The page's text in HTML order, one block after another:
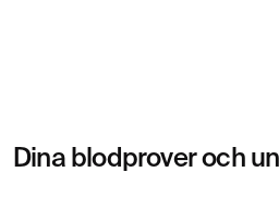
Dina blodprover och